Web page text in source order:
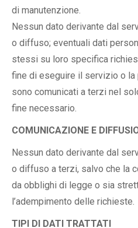
di manutenzione.
Nessun dato derivante dal
o diffuso; eventuali dati
stessi su loro specifica
fine di eseguire il servizio o
sono comunicati a terzi nel
fine necessario.
COMUNICAZIONE E
Nessun dato derivante dal
o diffuso a terzi, salvo che la
da obblighi di legge o sia
l’adempimento delle richieste.
TIPI DI DATI TRATTATI